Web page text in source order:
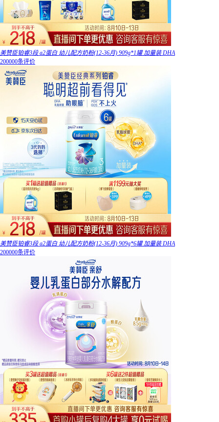
美赞臣铂睿3段 a2蛋白 幼儿配方奶粉(12-36月) 909g*1罐 加量装 DHA
200000条评价
美赞臣铂睿3段 a2蛋白 幼儿配方奶粉(12-36月) 909g*6罐 加量装 DHA
200000条评价